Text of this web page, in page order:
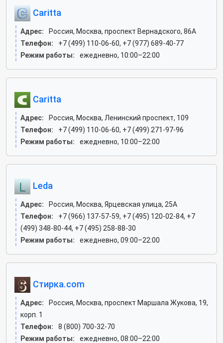
Caritta
Адрес:
Россия, Москва, проспект Вернадского, 86А
Телефон:
+7 (499) 110-06-60, +7 (977) 689-40-77
Режим работы:
ежедневно, 10:00–22:00
Caritta
Адрес:
Россия, Москва, Ленинский проспект, 109
Телефон:
+7 (499) 110-06-60, +7 (499) 271-97-96
Режим работы:
ежедневно, 10:00–22:00
Leda
Адрес:
Россия, Москва, Ярцевская улица, 25А
Телефон:
+7 (966) 137-57-59, +7 (495) 120-02-84, +7
(499) 348-80-44, +7 (495) 258-88-30
Режим работы:
ежедневно, 09:00–22:00
Стирка.com
Адрес:
Россия, Москва, проспект Маршала Жукова, 19,
корп. 1
Телефон:
8 (800) 700-32-70
Режим работы:
ежедневно, 08:00–22:00